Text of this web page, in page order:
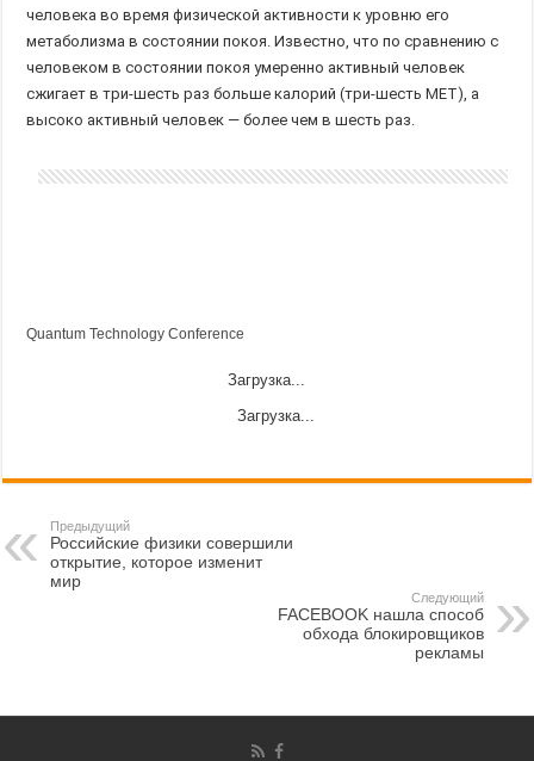
человека во время физической активности к уровню его
метаболизма в состоянии покоя. Известно, что по сравнению с
человеком в состоянии покоя умеренно активный человек
сжигает в три-шесть раз больше калорий (три-шесть МЕТ), а
высоко активный человек — более чем в шесть раз.
Quantum Technology Conference
Загрузка...
Загрузка...
Предыдущий
Российские физики совершили
открытие, которое изменит
мир
Следующий
FACEBOOK нашла способ
обхода блокировщиков
рекламы